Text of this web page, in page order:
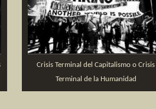
Crisis Terminal del Capitalismo o Crisis
Terminal de la Humanidad